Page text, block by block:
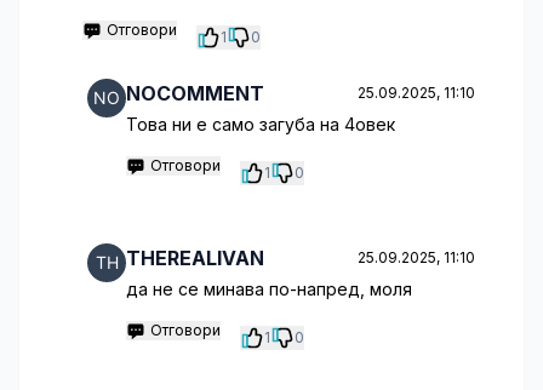
Отговори 1 0
NOCOMMENT 25.09.2025, 11:10
Това ни е само загуба на 4овек
Отговори 1 0
THEREALIVAN 25.09.2025, 11:10
да не се минава по-напред, моля
Отговори 1 0